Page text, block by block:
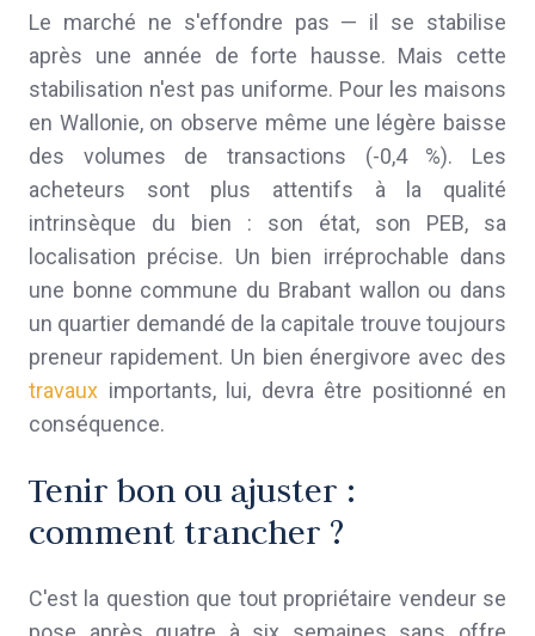
Le marché ne s'effondre pas — il se stabilise
après une année de forte hausse. Mais cette
stabilisation n'est pas uniforme. Pour les maisons
en Wallonie, on observe même une légère baisse
des volumes de transactions (-0,4 %). Les
acheteurs sont plus attentifs à la qualité
intrinsèque du bien : son état, son PEB, sa
localisation précise. Un bien irréprochable dans
une bonne commune du Brabant wallon ou dans
un quartier demandé de la capitale trouve toujours
preneur rapidement. Un bien énergivore avec des
travaux importants, lui, devra être positionné en
conséquence.
Tenir bon ou ajuster :
comment trancher ?
C'est la question que tout propriétaire vendeur se